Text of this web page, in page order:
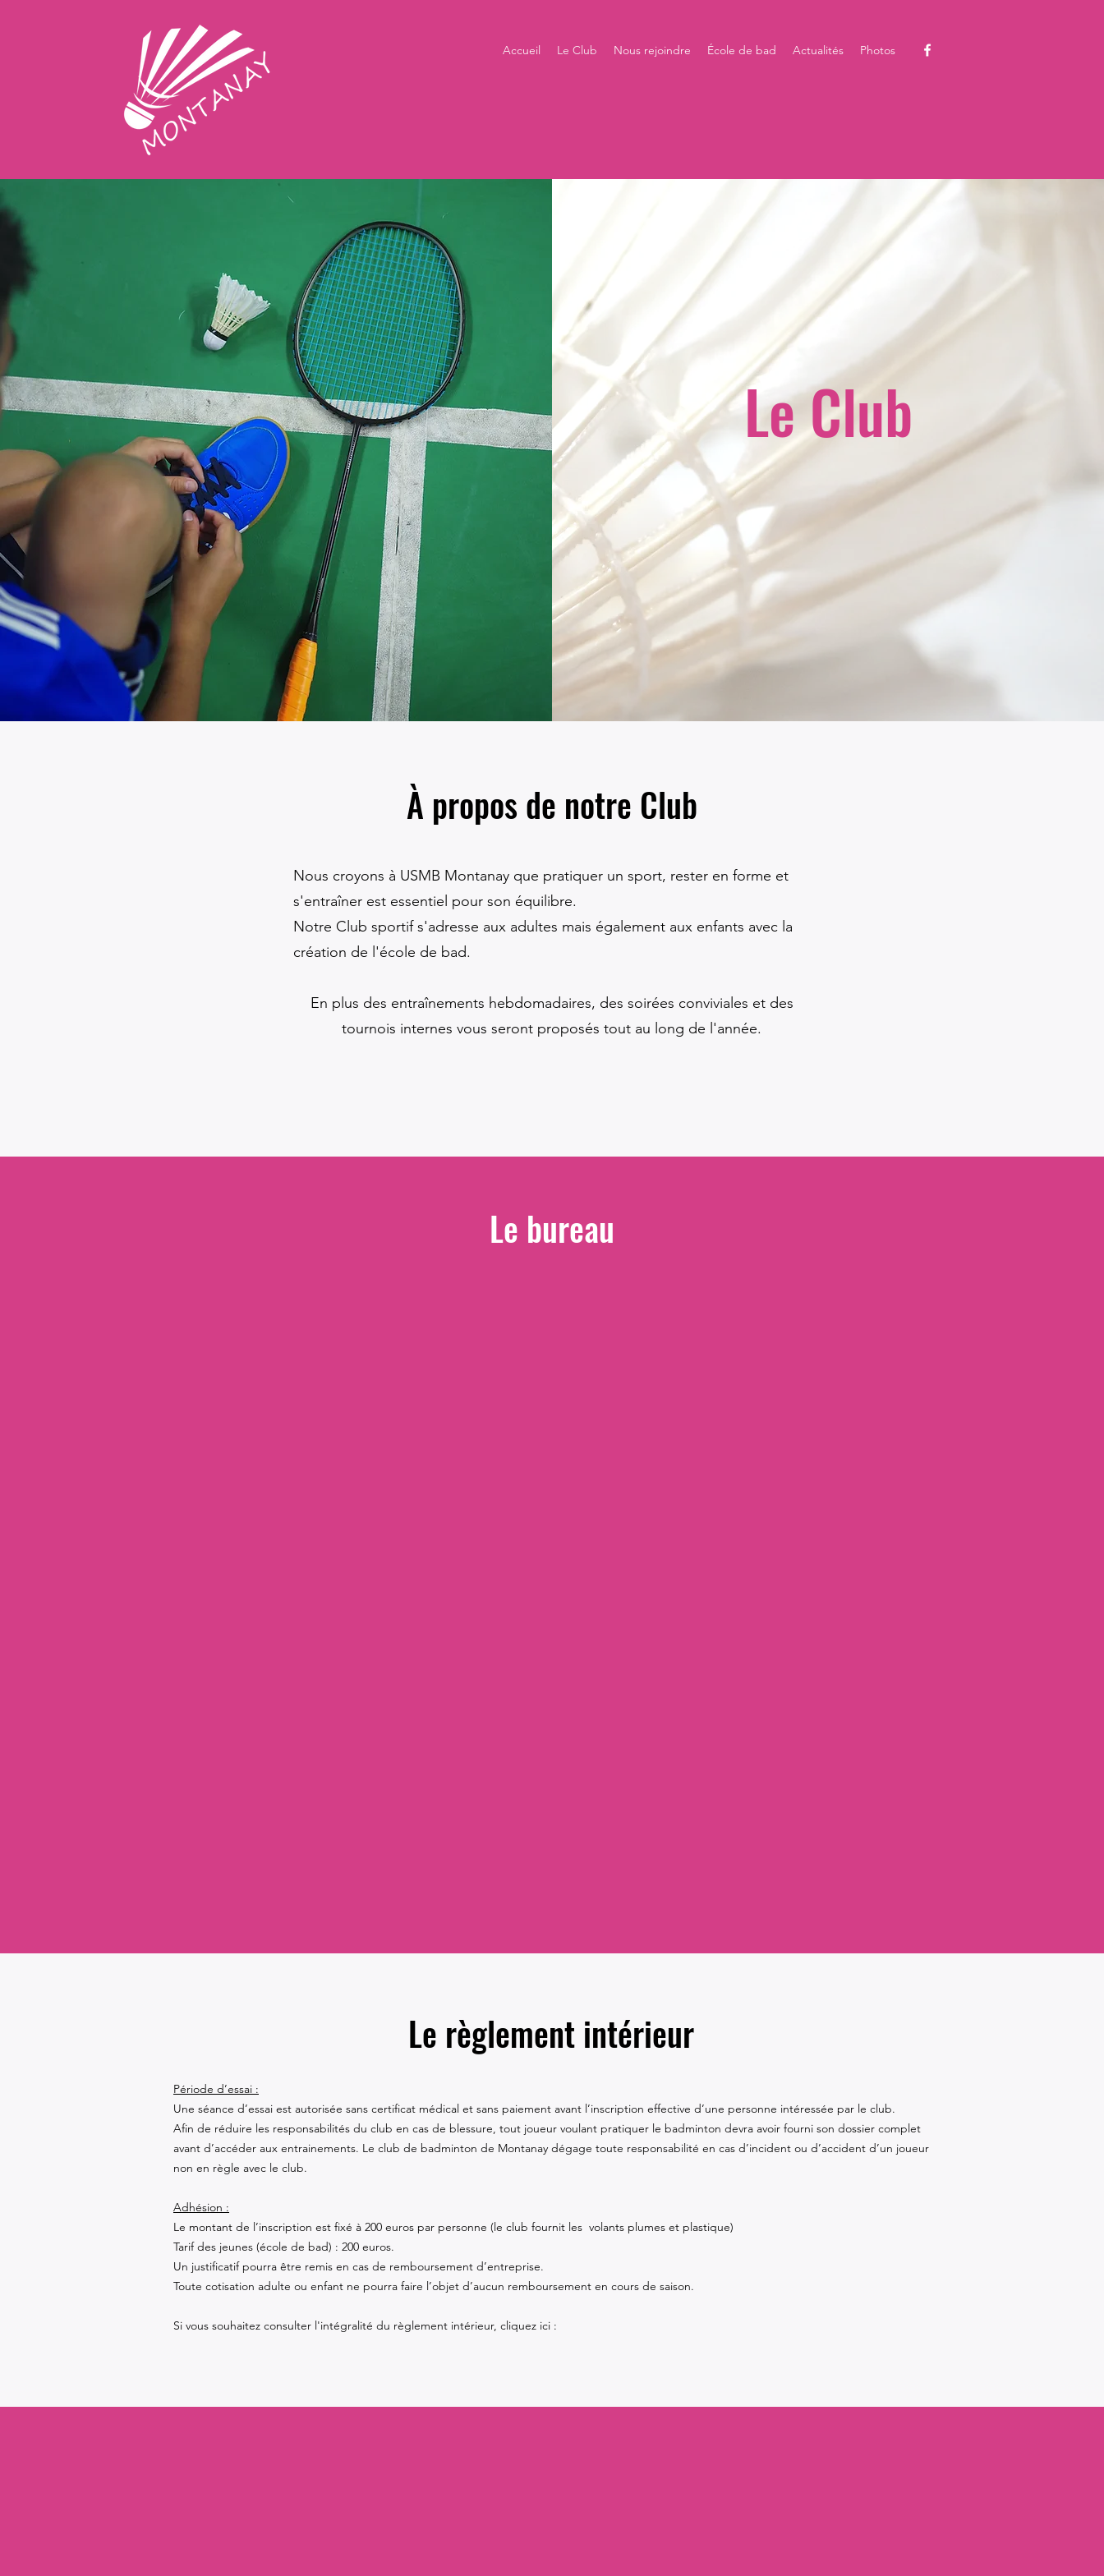
Accueil Le Club Nous rejoindre École de bad Actualités Photos
Le Club
À propos de notre Club
Nous croyons à USMB Montanay que pratiquer un sport, rester en forme et
s'entraîner est essentiel pour son équilibre.
Notre Club sportif s'adresse aux adultes mais également aux enfants avec la
création de l'école de bad.
En plus des entraînements hebdomadaires, des soirées conviviales et des
tournois internes vous seront proposés tout au long de l'année.
Le bureau
Période d’essai :
Une séance d’essai est autorisée sans certificat médical et sans paiement avant l’inscription effective d’une personne intéressée par le club.
Afin de réduire les responsabilités du club en cas de blessure, tout joueur voulant pratiquer le badminton devra avoir fourni son dossier complet
avant d’accéder aux entrainements. Le club de badminton de Montanay dégage toute responsabilité en cas d’incident ou d’accident d’un joueur
non en règle avec le club.
Adhésion :
Le montant de l’inscription est fixé à 200 euros par personne (le club fournit les volants plumes et plastique)
Tarif des jeunes (école de bad) : 200 euros.
Un justificatif pourra être remis en cas de remboursement d’entreprise.
Toute cotisation adulte ou enfant ne pourra faire l’objet d’aucun remboursement en cours de saison.
Si vous souhaitez consulter l'intégralité du règlement intérieur, cliquez ici :
Le règlement intérieur